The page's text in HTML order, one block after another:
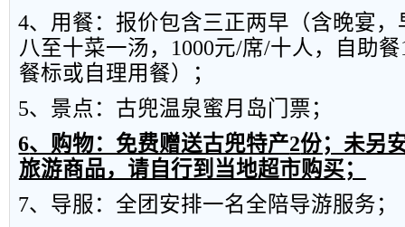
4、用餐：报价包含三正两早（含晚宴
八至十菜一汤， 1000元/席/十人，自助餐
餐标或自理用餐）；
5、景点：古兜温泉蜜月岛门票；
6、购物：免费赠送古兜特产2份；未另
旅游商品，请自行到当地超市购买；
7、导服：全团安排一名全陪导游服务；